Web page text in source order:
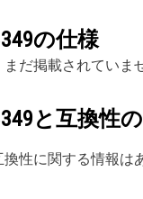
の仕様
だ掲載されていま
と互換性
性に関する情報は